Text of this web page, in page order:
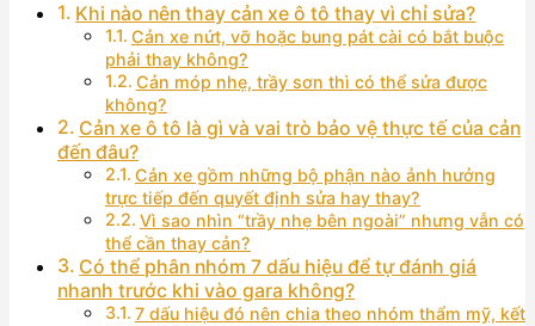
Khi nào nên thay cản xe ô tô thay vì chỉ sửa?
Cản xe nứt, vỡ hoặc bung pát cài có bắt buộc
phải thay không?
Cản móp nhẹ, trầy sơn thì có thể sửa được
không?
Cản xe ô tô là gì và vai trò bảo vệ thực tế của cản
đến đâu?
Cản xe gồm những bộ phận nào ảnh hưởng
trực tiếp đến quyết định sửa hay thay?
Vì sao nhìn “trầy nhẹ bên ngoài” nhưng vẫn có
thể cần thay cản?
Có thể phân nhóm 7 dấu hiệu để tự đánh giá
nhanh trước khi vào gara không?
7 dấu hiệu đó nên chia theo nhóm thẩm mỹ, kết